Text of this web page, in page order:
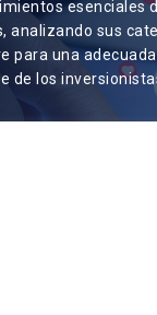
esenciales
analizando sus
para una
de los